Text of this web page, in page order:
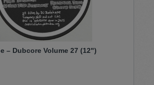
– Dubcore Volume 27 (12")